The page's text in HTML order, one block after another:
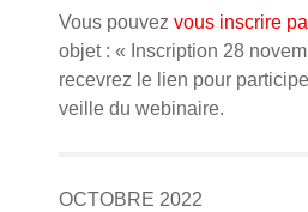
Vous pouvez vous inscrire
objet : « Inscription 28
recevrez le lien pour
veille du webinaire.
OCTOBRE 2022